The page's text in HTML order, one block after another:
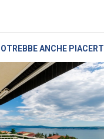
ANCHE PIACERTI